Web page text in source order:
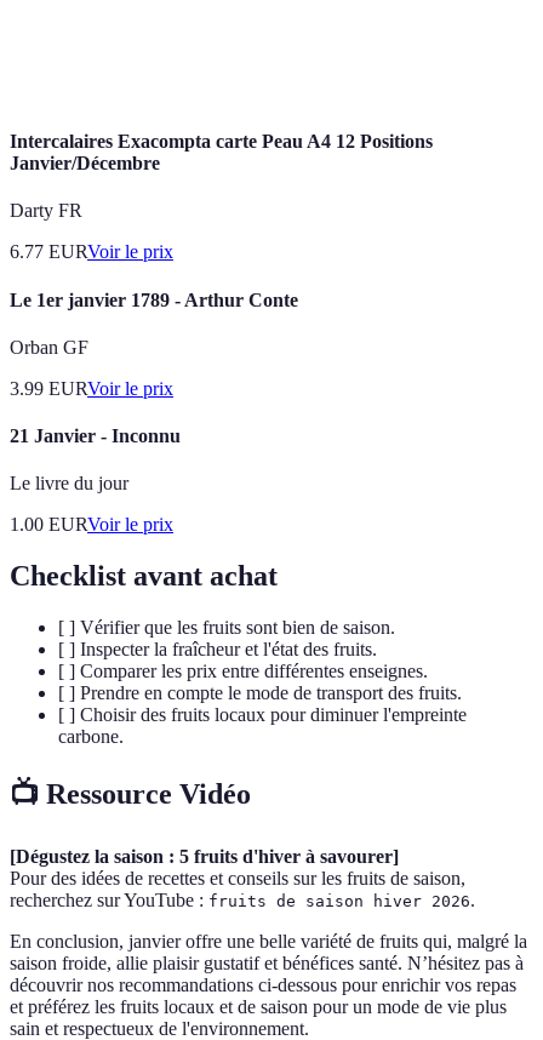
Intercalaires Exacompta carte Peau A4 12 Positions
Janvier/Décembre
Darty FR
6.77 EURVoir le prix
Le 1er janvier 1789 - Arthur Conte
Orban GF
3.99 EURVoir le prix
21 Janvier - Inconnu
Le livre du jour
1.00 EURVoir le prix
Checklist avant achat
[ ] Vérifier que les fruits sont bien de saison.
[ ] Inspecter la fraîcheur et l'état des fruits.
[ ] Comparer les prix entre différentes enseignes.
[ ] Prendre en compte le mode de transport des fruits.
[ ] Choisir des fruits locaux pour diminuer l'empreinte
carbone.
📺 Ressource Vidéo
[Dégustez la saison : 5 fruits d'hiver à savourer]
Pour des idées de recettes et conseils sur les fruits de saison,
recherchez sur YouTube : fruits de saison hiver 2026.
En conclusion, janvier offre une belle variété de fruits qui, malgré la
saison froide, allie plaisir gustatif et bénéfices santé. N’hésitez pas à
découvrir nos recommandations ci-dessous pour enrichir vos repas
et préférez les fruits locaux et de saison pour un mode de vie plus
sain et respectueux de l'environnement.